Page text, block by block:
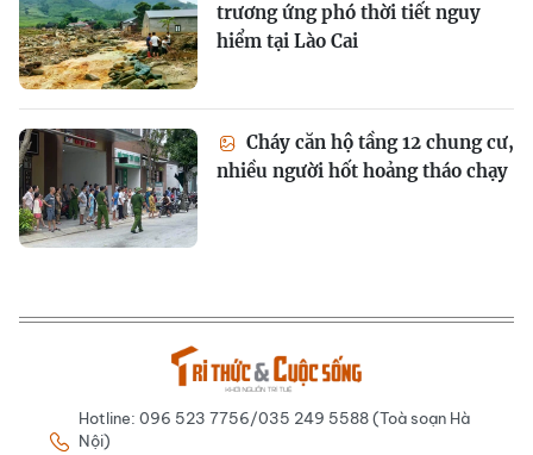
trương ứng phó thời tiết nguy
hiểm tại Lào Cai
Cháy căn hộ tầng 12 chung cư,
nhiều người hốt hoảng tháo chạy
Hotline: 096 523 7756/035 249 5588 (Toà soạn Hà
Nội)